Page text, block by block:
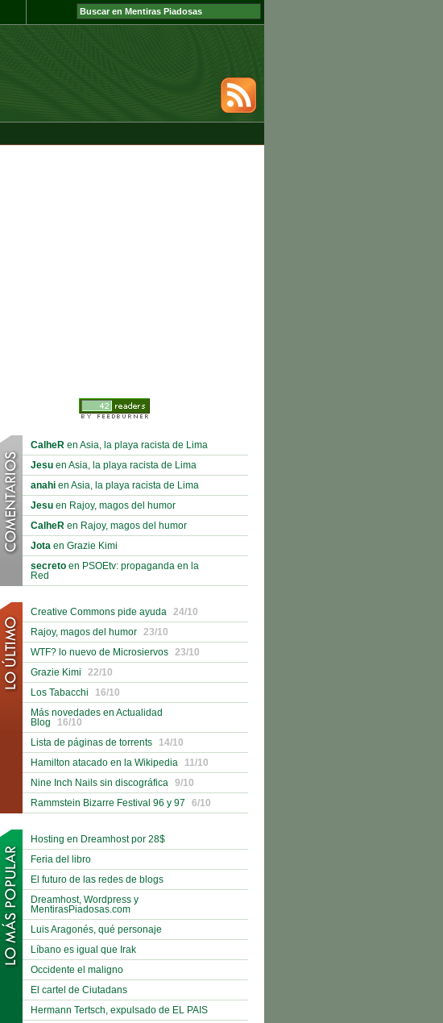
CalheR en Asia, la playa racista de Lima
Jesu en Asia, la playa racista de Lima
anahi en Asia, la playa racista de Lima
Jesu en Rajoy, magos del humor
CalheR en Rajoy, magos del humor
Jota en Grazie Kimi
secreto en PSOEtv: propaganda en la
Red
Creative Commons pide ayuda
24/10
Rajoy, magos del humor
23/10
WTF? lo nuevo de Microsiervos
23/10
Grazie Kimi
22/10
Los Tabacchi
16/10
Más novedades en Actualidad
Blog
16/10
Lista de páginas de torrents
14/10
Hamilton atacado en la Wikipedia
11/10
Nine Inch Nails sin discográfica
9/10
Rammstein Bizarre Festival 96 y 97
6/10
Hosting en Dreamhost por 28$
Feria del libro
El futuro de las redes de blogs
Dreamhost, Wordpress y
MentirasPiadosas.com
Luis Aragonés, qué personaje
Líbano es igual que Irak
Occidente el maligno
El cartel de Ciutadans
Hermann Tertsch, expulsado de EL PAIS